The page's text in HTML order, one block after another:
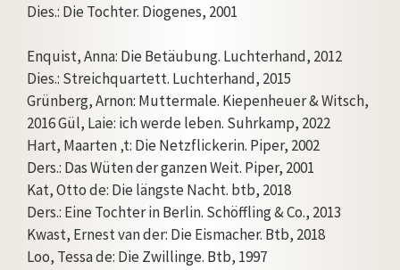
Dies.: Die Tochter. Diogenes, 2001
Enquist, Anna: Die Betäubung. Luchterhand, 2012
Dies.: Streichquartett. Luchterhand, 2015
Grünberg, Arnon: Muttermale. Kiepenheuer & Witsch,
2016 Gül, Laie: ich werde leben. Suhrkamp, 2022
Hart, Maarten ‚t: Die Netzflickerin. Piper, 2002
Ders.: Das Wüten der ganzen Weit. Piper, 2001
Kat, Otto de: Die längste Nacht. btb, 2018
Ders.: Eine Tochter in Berlin. Schöffling & Co., 2013
Kwast, Ernest van der: Die Eismacher. Btb, 2018
Loo, Tessa de: Die Zwillinge. Btb, 1997